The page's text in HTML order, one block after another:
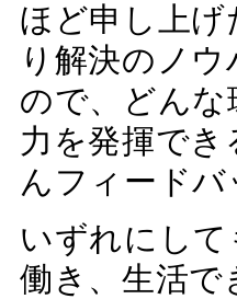
ほど申し上
り解決のノ
ので、どん
力を発揮で
んフィード
いずれにし
働き、生活